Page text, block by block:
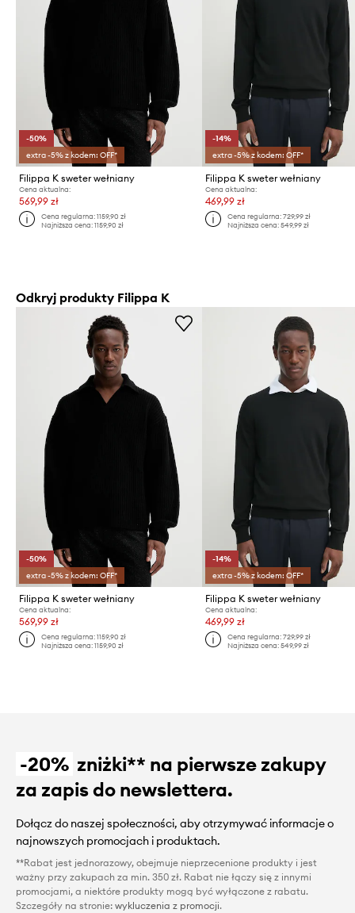
-50%
extra -5% z kodem: OFF*
Filippa K sweter wełniany
Cena aktualna:
569,99 zł
Cena regularna:1159,90 zł
Najniższa cena:1159,90 zł
-14%
extra -5% z kodem: OFF*
Filippa K sweter wełniany
Cena aktualna:
469,99 zł
Cena regularna: 729,99 zł
Najniższa cena: 549,99 zł
Odkryj produkty Filippa K
-50%
extra -5% z kodem: OFF*
Filippa K sweter wełniany
Cena aktualna:
569,99 zł
Cena regularna:1159,90 zł
Najniższa cena:1159,90 zł
-14%
extra -5% z kodem: OFF*
Filippa K sweter wełniany
Cena aktualna:
469,99 zł
Cena regularna: 729,99 zł
Najniższa cena: 549,99 zł
-20% zniżki** na pierwsze zakupy
za zapis do newslettera.
Dołącz do naszej społeczności, aby otrzymywać informacje o
najnowszych promocjach i produktach.
**Rabat jest jednorazowy, obejmuje nieprzecenione produkty i jest
ważny przy zakupach za min. 350 zł. Rabat nie łączy się z innymi
promocjami, a niektóre produkty mogą być wyłączone z rabatu.
Szczegóły na stronie: wykluczenia z promocji.